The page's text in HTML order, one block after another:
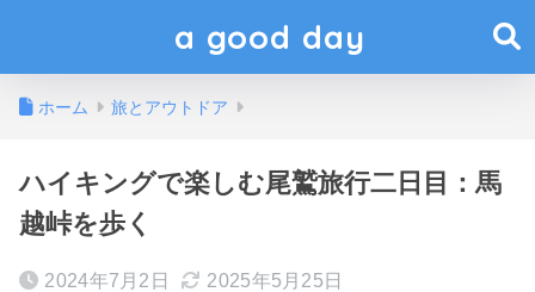
a good day
ホーム 旅とアウトドア
ハイキングで楽しむ尾鷲旅行二日目：馬
越峠を歩く
2024年7月2日 2025年5月25日